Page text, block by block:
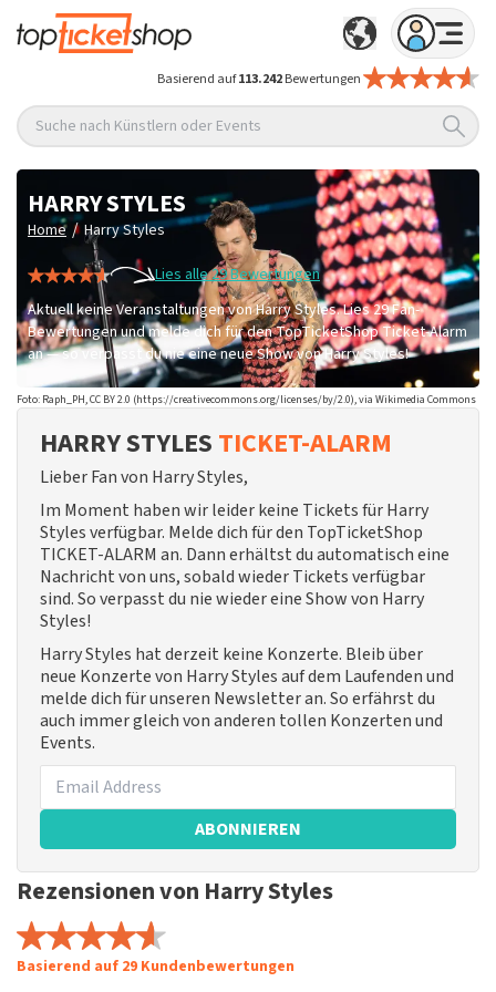
Basierend auf113.242Bewertungen
Suche nach Künstlern oder Events
HARRY STYLES
Home / Harry Styles
Lies alle 29 Bewertungen
Aktuell keine Veranstaltungen von Harry Styles. Lies 29 Fan-
Bewertungen und melde dich für den TopTicketShop Ticket-Alarm
an — so verpasst du nie eine neue Show von Harry Styles!
Foto: Raph_PH, CC BY 2.0 (https://creativecommons.org/licenses/by/2.0), via Wikimedia Commons
HARRY STYLES TICKET-ALARM
Lieber Fan von Harry Styles,
Im Moment haben wir leider keine Tickets für Harry
Styles verfügbar. Melde dich für den TopTicketShop
TICKET-ALARM an. Dann erhältst du automatisch eine
Nachricht von uns, sobald wieder Tickets verfügbar
sind. So verpasst du nie wieder eine Show von Harry
Styles!
Harry Styles hat derzeit keine Konzerte. Bleib über
neue Konzerte von Harry Styles auf dem Laufenden und
melde dich für unseren Newsletter an. So erfährst du
auch immer gleich von anderen tollen Konzerten und
Events.
ABONNIEREN
Rezensionen von Harry Styles
Basierend auf 29 Kundenbewertungen